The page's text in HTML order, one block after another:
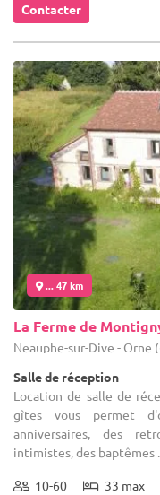
Contacter
... 47 km
La Ferme de
Neauphe-sur-Dive - Orne
Salle de réception
Location de salle de
gîtes vous permet
anniversaires, des
intimistes, des baptêmes
10-60 33 max